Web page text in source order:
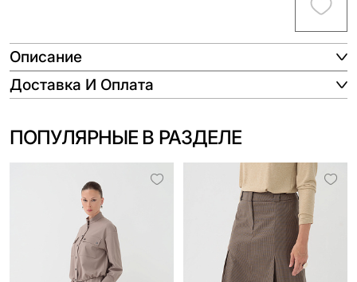
Описание
Доставка И Оплата
ПОПУЛЯРНЫЕ В РАЗДЕЛЕ